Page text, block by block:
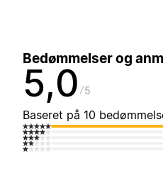
Bedømmelser og
5,0 5
Baseret på 10